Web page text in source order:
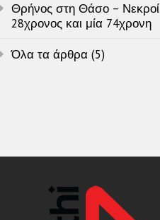
Θρήνος στη Θάσο –
28χρονος και μία 74χρονη
Όλα τα άρθρα (5)